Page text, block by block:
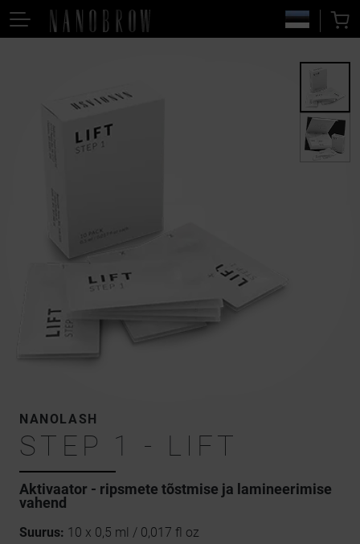
NANOLASH
STEP 1 - LIFT
Aktivaator - ripsmete tõstmise ja lamineerimise
vahend
Suurus: 10 x 0,5 ml / 0,017 fl oz